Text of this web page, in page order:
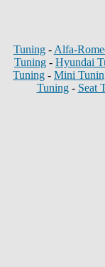
Tuning- Alfa-
Tuning - Hyundai
Tuning - Mini
Tuning- Seat